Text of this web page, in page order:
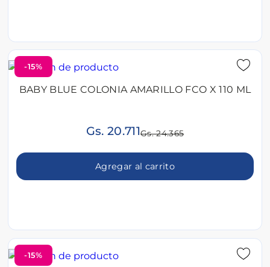
-15%
BABY BLUE COLONIA AMARILLO FCO X 110 ML
Gs. 20.711Gs. 24.365
Agregar al carrito
-15%